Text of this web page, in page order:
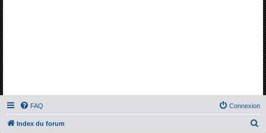
FAQ Connexion
Index du forum